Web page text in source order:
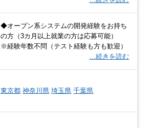
◆オープン系システムの開発経験をお持ち
の方（3カ月以上就業の方は応募可能）
※経験年数不問（テスト経験も方も歓迎）
…続きを読む
東京都 神奈川県 埼玉県 千葉県